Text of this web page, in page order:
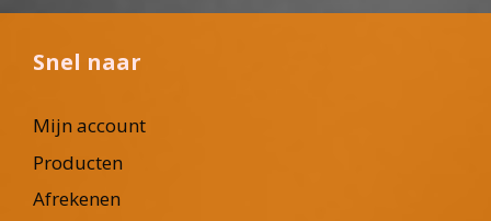
Snel naar
Mijn account
Producten
Afrekenen